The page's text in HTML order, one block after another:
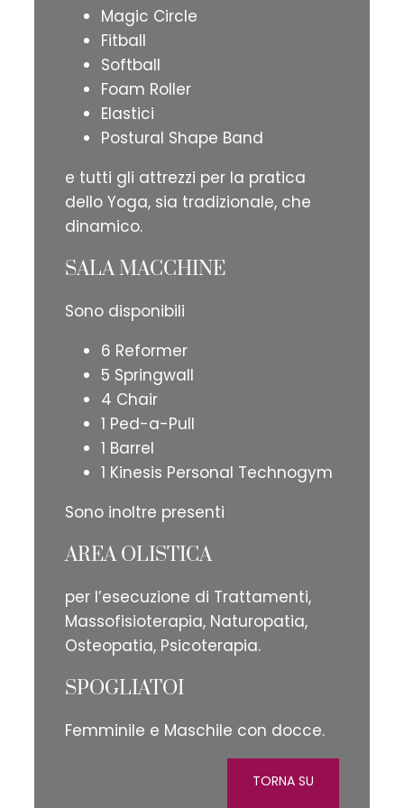
Magic Circle
Fitball
Softball
Foam Roller
Elastici
Postural Shape Band
e tutti gli attrezzi per la pratica
dello Yoga, sia tradizionale, che
dinamico.
SALA MACCHINE
Sono disponibili
6 Reformer
5 Springwall
4 Chair
1 Ped-a-Pull
1 Barrel
1 Kinesis Personal Technogym
Sono inoltre presenti
AREA OLISTICA
per l’esecuzione di Trattamenti,
Massofisioterapia, Naturopatia,
Osteopatia, Psicoterapia.
SPOGLIATOI
Femminile e Maschile con docce.
TORNA SU